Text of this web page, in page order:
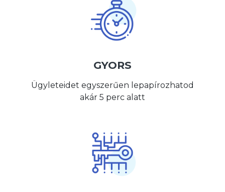
GYORS
Ügyleteidet egyszerűen lepapírozhatod
akár 5 perc alatt